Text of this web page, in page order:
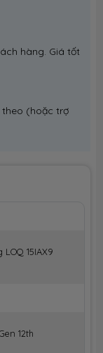
hàng. Giá tốt
theo (hoặc trợ
15IAX9
12th